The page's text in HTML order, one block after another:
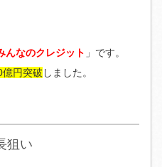
んなのクレジット 」です。
円突破 しました。
狙い